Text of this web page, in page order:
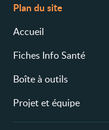
Plan du site
Accueil
Fiches Info Santé
Boîte à outils
Projet et équipe